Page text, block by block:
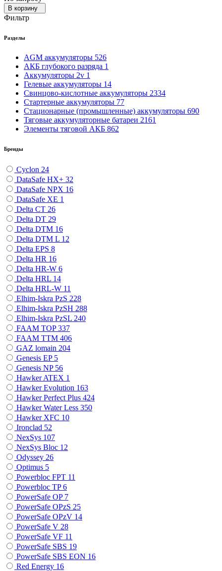
В корзину
Фильтр
Разделы
AGM аккумуляторы 526
АКБ глубокого разряда 1
Аккумуляторы 2v 1
Гелевые аккумуляторы 14
Свинцово-кислотные аккумуляторы 2334
Стартерные аккумуляторы 77
Стационарные (промышленные) аккумуляторы 690
Тяговые аккумуляторные батареи 2161
Элементы тяговой АКБ 862
Бренды
Cyclon 24
DataSafe HX+ 32
DataSafe NPX 16
DataSafe XE 1
Delta CT 26
Delta DT 29
Delta DTM 16
Delta DTM L 12
Delta EPS 8
Delta HR 16
Delta HR-W 6
Delta HRL 14
Delta HRL-W 11
Elhim-Iskra PzS 228
Elhim-Iskra PzSH 288
Elhim-Iskra PzSL 240
FAAM TOP337
FAAM TTM 406
GAZ lomain 204
Genesis EP 5
Genesis NP 56
Hawker ATEX 1
Hawker Evolution 163
Hawker Perfect Plus 424
Hawker Water Less 350
Hawker XFC 10
Ironclad 52
NexSys 107
NexSys Bloc 12
Odyssey 26
Optimus 5
Powerbloc FPT 11
Powerbloc TP6
PowerSafe OP 7
PowerSafe OPzS 25
PowerSafe OPzV 14
PowerSafe V 28
PowerSafe VF 11
PоwerSafe SBS 19
PоwerSafe SBS EON 16
Red Energy 16